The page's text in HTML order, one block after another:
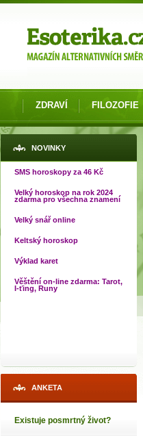
ZDRAVÍ FILOZOFIE
NOVINKY
SMS horoskopy za 46 Kč
Velký horoskop na rok 2024
zdarma pro všechna znamení
Velký snář online
Keltský horoskop
Výklad karet
Věštění on-line zdarma: Tarot,
I-ťing, Runy
ANKETA
Existuje posmrtný život?